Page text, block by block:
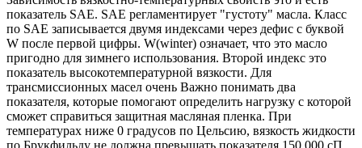
показатель SAE. SAE регламентирует "густоту" масла. Класс
по SAE записывается двумя индексами через дефис с буквой
W после первой цифры. W(winter) означает, что это масло
пригодно для зимнего использования. Второй индекс это
показатель высокотемпературной вязкости. Для
трансмиссионных масел очень Важно понимать два
показателя, которые помогают определить нагрузку с которой
сможет справиться защитная масляная пленка. При
температурах ниже 0 градусов по Цельсию, вязкость жидкости